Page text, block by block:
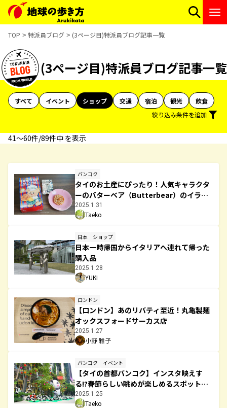
TOP 特派員ブログ (3ページ目)特派員ブログ記事一覧
(3ページ目)特派員ブログ記事一覧
すべて イベント ショップ 交通 宿泊 観光
飲食
絞り込み条件を追加
41〜60件/89件中 を表示
バンコク
タイのお土産にぴったり！人気キャラクタ
ーのバターベア（Butterbear）のイラス
ト付きパッケージのお菓子を紹介！
2025.1.31
Taeko
日本 ショップ
日本一時帰国からイタリアへ連れて帰った
購入品
2025.1.28
YUKI
ロンドン
【ロンドン】あのリバティ至近！丸亀製麺
オックスフォードサーカス店
2025.1.27
小野 雅子
バンコク イベント
【タイの首都バンコク】インスタ映えす
る!?春節らしい眺めが楽しめるスポットを
紹介！
2025.1.25
Taeko